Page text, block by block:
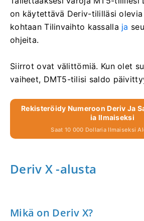
on käytettävä Deriv-tililläsi
kohtaan Tilinvaihto kassalla ja
ohjeita.
Siirrot ovat välittömiä. Kun olet
vaiheet, DMT5-tilisi saldo
Rekisteröidy Numeroon Deriv Ja
Ia Ilmaiseksi
Saat 10 000 Dollaria Ilmaiseksi
Deriv X -alusta
Mikä on Deriv X?